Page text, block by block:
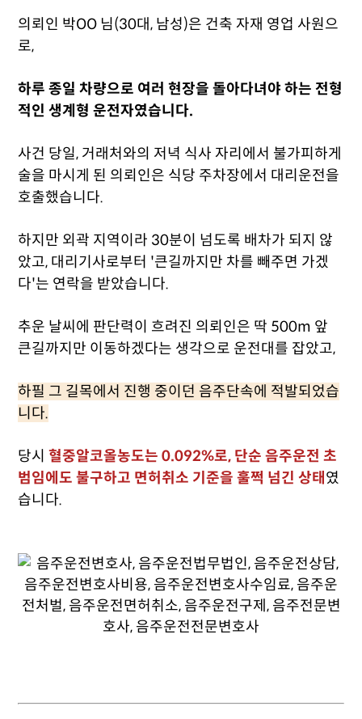
의뢰인 박OO 님(30대, 남성)은 건축 자재 영업 사원으
로,
하루 종일 차량으로 여러 현장을 돌아다녀야 하는 전형
적인 생계형 운전자였습니다.
사건 당일, 거래처와의 저녁 식사 자리에서 불가피하게
술을 마시게 된 의뢰인은 식당 주차장에서 대리운전을
호출했습니다.
하지만 외곽 지역이라 30분이 넘도록 배차가 되지 않
았고, 대리기사로부터 '큰길까지만 차를 빼주면 가겠
다'는 연락을 받았습니다.
추운 날씨에 판단력이 흐려진 의뢰인은 딱 500m 앞
큰길까지만 이동하겠다는 생각으로 운전대를 잡았고,
하필 그 길목에서 진행 중이던 음주단속에 적발되었습
니다.
당시혈중알코올농도는 0.092%로, 단순 음주운전 초
범임에도 불구하고 면허취소 기준을 훌쩍 넘긴 상태 였
습니다.